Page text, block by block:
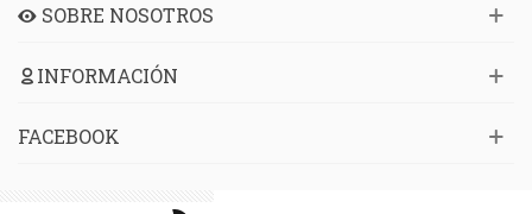
SOBRE NOSOTROS
INFORMACIÓN
FACEBOOK